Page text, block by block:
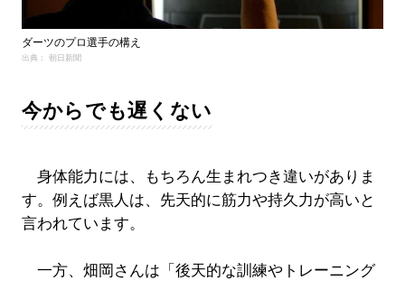
ダーツのプロ選手の構え
出典： 朝日新聞
今からでも遅くない
身体能力には、もちろん生まれつき違いがありま
す。例えば黒人は、先天的に筋力や持久力が高いと
言われています。
一方、畑岡さんは「後天的な訓練やトレーニング